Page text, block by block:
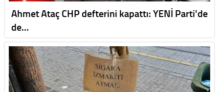
Ahmet Ataç CHP defterini kapattı: YENİ Parti'de
de…